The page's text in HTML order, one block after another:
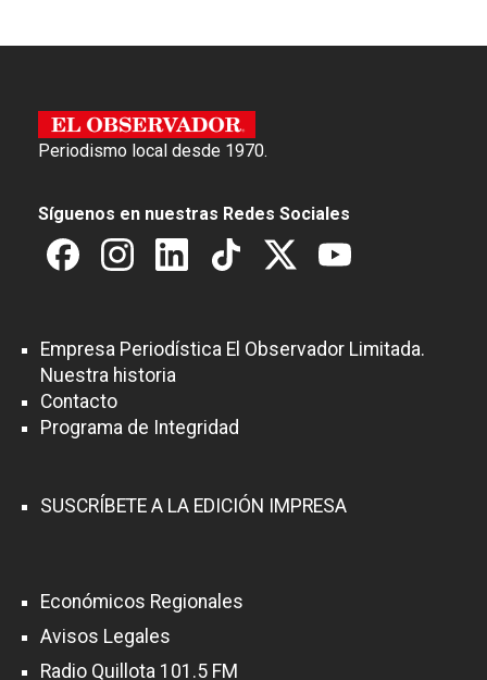
Periodismo local desde 1970.
Síguenos en nuestras Redes Sociales
Empresa Periodística El Observador Limitada.
Nuestra historia
Contacto
Programa de Integridad
SUSCRÍBETE A LA EDICIÓN IMPRESA
Económicos Regionales
Avisos Legales
Radio Quillota 101.5 FM